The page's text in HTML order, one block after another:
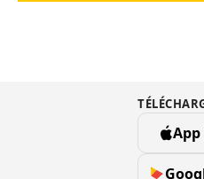
App